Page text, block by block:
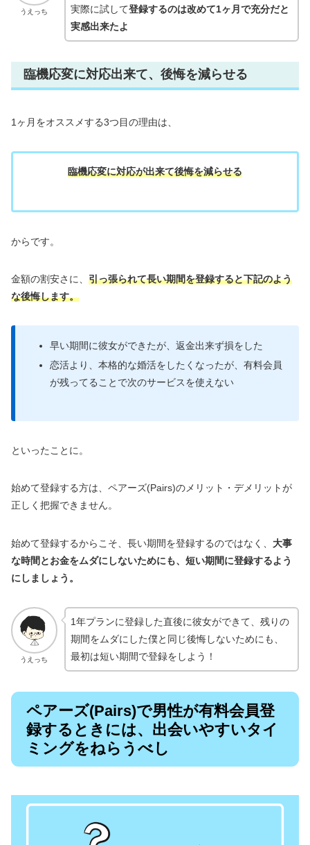
うえっち
実際に試して登録するのは改めて1ヶ月で充分だと
実感出来たよ
臨機応変に対応出来て、後悔を減らせる
1ヶ月をオススメする3つ目の理由は、
臨機応変に対応が出来て後悔を減らせる
からです。
金額の割安さに、 引っ張られて長い期間を登録すると下記のよう
な後悔します。
早い期間に彼女ができたが、返金出来ず損をした
恋活より、本格的な婚活をしたくなったが、有料会員
が残ってることで次のサービスを使えない
といったことに。
始めて登録する方は、ペアーズ(Pairs)のメリット・デメリットが
正しく把握できません。
始めて登録するからこそ、長い期間を登録するのではなく、 大事
な時間とお金をムダにしないためにも、短い期間に登録するよう
にしましょう。
うえっち
1年プランに登録した直後に彼女ができて、残りの
期間をムダにした僕と同じ後悔しないためにも、
最初は短い期間で登録をしよう！
ペアーズ(Pairs)で男性が有料会員登
録するときには、出会いやすいタイ
ミングをねらうべし